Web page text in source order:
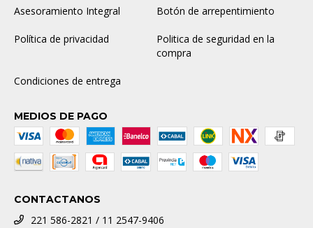
Asesoramiento Integral Botón de arrepentimiento
Política de privacidad
Politica de seguridad en la
compra
Condiciones de entrega
MEDIOS DE PAGO
CONTACTANOS
221 586-2821 / 11 2547-9406